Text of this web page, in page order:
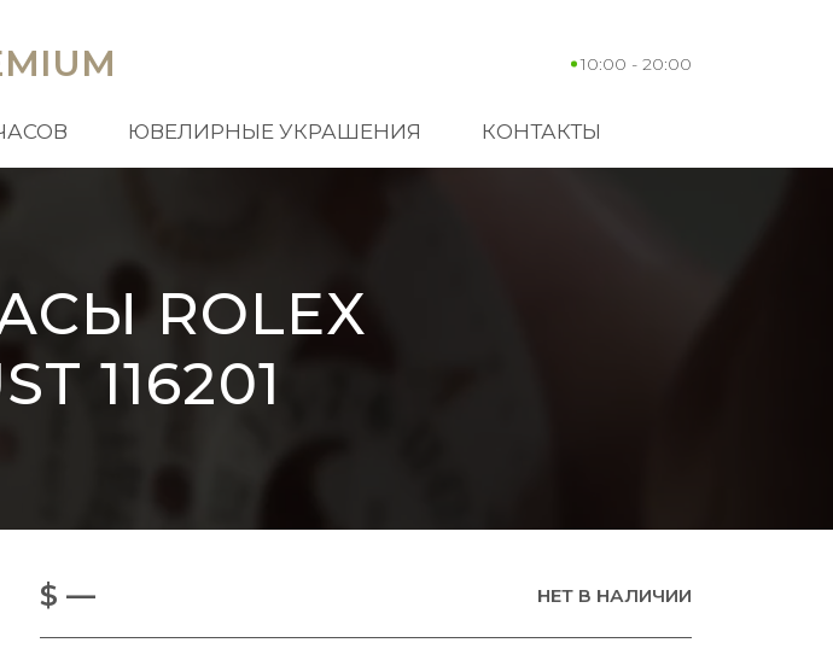
10:00 - 20:00
ЮВЕЛИРНЫЕ УКРАШЕНИЯ КОНТАКТЫ
ROLEX
116201
$ — НЕТ В НАЛИЧИИ